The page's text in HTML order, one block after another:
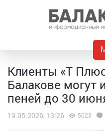
Клиенты «Т
Балакове могут
пеней до 30
19.05.2026, 13:26 5023